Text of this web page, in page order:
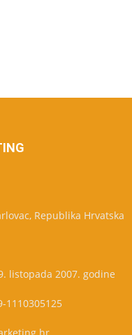
Republika Hrvatska
listopada 2007. godine
1110305125